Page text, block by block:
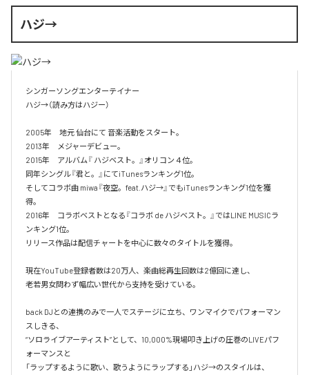
ハジ→
シンガーソングエンターテイナー
ハジ→（読み方はハジー）
2005年　地元 仙台にて 音楽活動をスタート。
2013年　メジャーデビュー。
2015年　アルバム『 ハジベスト。』オリコン４位。
同年シングル『君と。』にてiTunesランキング1位。
そしてコラボ曲 miwa『夜空。feat.ハジ→』でもiTunesランキング1位を獲
得。
2016年　コラボベストとなる『コラボ de ハジベスト。』ではLINE MUSICラ
ンキング1位。
リリース作品は配信チャートを中心に数々のタイトルを獲得。
現在YouTube登録者数は20万人、楽曲総再生回数は2億回に達し、
老若男女問わず幅広い世代から支持を受けている。
back DJとの連携のみで一人でステージに立ち、ワンマイクでパフォーマン
スしきる、
“ソロライブアーティスト”として、10,000%現場叩き上げの圧巻のLIVEパフ
ォーマンスと
「ラップするように歌い、歌うようにラップする」ハジ→のスタイルは、